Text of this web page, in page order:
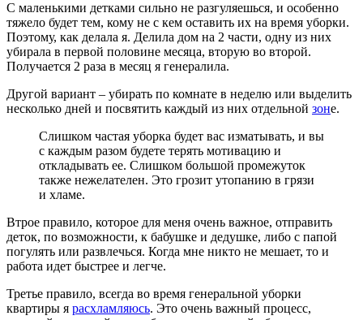
С маленькими детками сильно не разгуляешься, и особенно
тяжело будет тем, кому не с кем оставить их на время уборки.
Поэтому, как делала я. Делила дом на 2 части, одну из них
убирала в первой половине месяца, вторую во второй.
Получается 2 раза в месяц я генералила.
Другой вариант – убирать по комнате в неделю или выделить
несколько дней и посвятить каждый из них отдельной зоне.
Слишком частая уборка будет вас изматывать, и вы
с каждым разом будете терять мотивацию и
откладывать ее. Слишком большой промежуток
также нежелателен. Это грозит утопанию в грязи
и хламе.
Втрое правило, которое для меня очень важное, отправить
деток, по возможности, к бабушке и дедушке, либо с папой
погулять или развлечься. Когда мне никто не мешает, то и
работа идет быстрее и легче.
Третье правило, всегда во время генеральной уборки
квартиры я расхламляюсь. Это очень важный процесс,